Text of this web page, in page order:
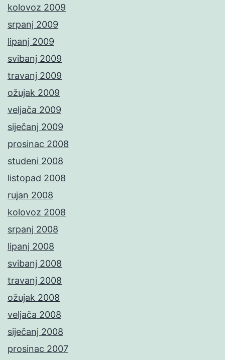
kolovoz 2009
srpanj 2009
lipanj 2009
svibanj 2009
travanj 2009
ožujak 2009
veljača 2009
siječanj 2009
prosinac 2008
studeni 2008
listopad 2008
rujan 2008
kolovoz 2008
srpanj 2008
lipanj 2008
svibanj 2008
travanj 2008
ožujak 2008
veljača 2008
siječanj 2008
prosinac 2007